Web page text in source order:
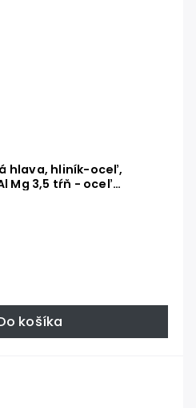
hlava, hliník-oceľ,
Mg 3,5 tŕň - oceľ
ST
košíka